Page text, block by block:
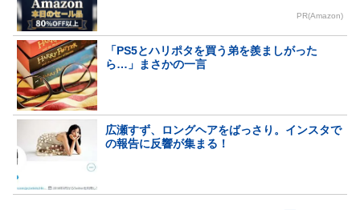
PR(Amazon)
「PS5とハリポタを買う弟を羨ましがった
ら…」まさかの一言
広瀬すず、ロングヘアをばっさり。インスタで
の報告に反響が集まる！